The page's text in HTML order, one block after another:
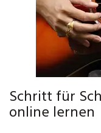
Schritt für
online lernen